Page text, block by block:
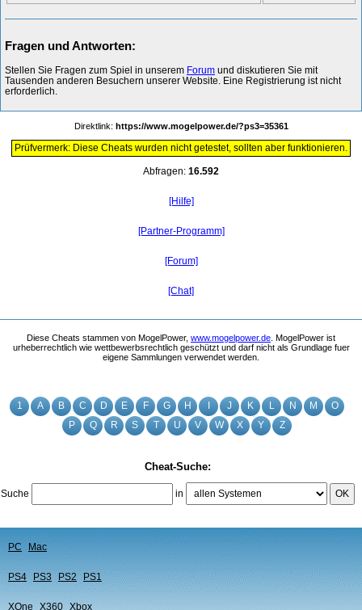
1 A B C D E F G H J K L N M
O
P
Q R S T U V W X Y Z
Cheat-Suche:
Suche in OK
PC Mac
PS4 PS3 PS2 PS1
XOne X360 Xbox
Fragen und Antworten:
Stellen Sie Fragen zum Spiel in unserem Forum und diskutieren Sie mit
Tausenden anderen Besuchern unserer Website. Eine Registrierung ist nicht
erforderlich.
Direktlink: https://www.mogelpower.de/?ps3=35361
Prüfvermerk: Diese Cheats wurden nicht getestet, sollten aber funktionieren.
Abfragen: 16.592
[Hilfe]
[Partner-Programm]
[Forum]
[Chat]
Diese Cheats stammen von MogelPower, www.mogelpower.de . MogelPower ist
urheberrechtlich wie wettbewerbsrechtlich geschützt und darf nicht als Grundlage fuer
eigene Sammlungen verwendet werden.